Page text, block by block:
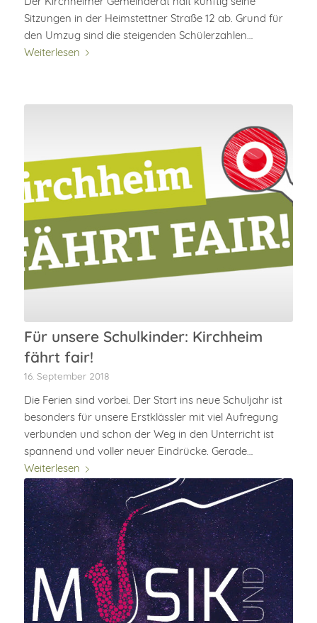
Sitzungen in der Heimstettner Straße 12 ab. Grund für
den Umzug sind die steigenden Schülerzahlen…
Weiterlesen
Für unsere Schulkinder: Kirchheim
fährt fair!
16. September 2018
Die Ferien sind vorbei. Der Start ins neue Schuljahr ist
besonders für unsere Erstklässler mit viel Aufregung
verbunden und schon der Weg in den Unterricht ist
spannend und voller neuer Eindrücke. Gerade…
Weiterlesen